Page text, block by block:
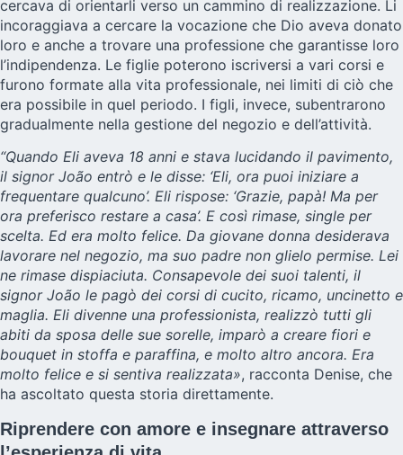
cercava di orientarli verso un cammino di realizzazione. Li
incoraggiava a cercare la vocazione che Dio aveva donato
loro e anche a trovare una professione che garantisse loro
l’indipendenza. Le figlie poterono iscriversi a vari corsi e
furono formate alla vita professionale, nei limiti di ciò che
era possibile in quel periodo. I figli, invece, subentrarono
gradualmente nella gestione del negozio e dell’attività.
“Quando Eli aveva 18 anni e stava lucidando il pavimento,
il signor João entrò e le disse: ‘Eli, ora puoi iniziare a
frequentare qualcuno’. Eli rispose: ‘Grazie, papà! Ma per
ora preferisco restare a casa’. E così rimase, single per
scelta. Ed era molto felice. Da giovane donna desiderava
lavorare nel negozio, ma suo padre non glielo permise. Lei
ne rimase dispiaciuta. Consapevole dei suoi talenti, il
signor João le pagò dei corsi di cucito, ricamo, uncinetto e
maglia. Eli divenne una professionista, realizzò tutti gli
abiti da sposa delle sue sorelle, imparò a creare fiori e
bouquet in stoffa e paraffina, e molto altro ancora. Era
molto felice e si sentiva realizzata», racconta Denise, che
ha ascoltato questa storia direttamente.
Riprendere con amore e insegnare attraverso